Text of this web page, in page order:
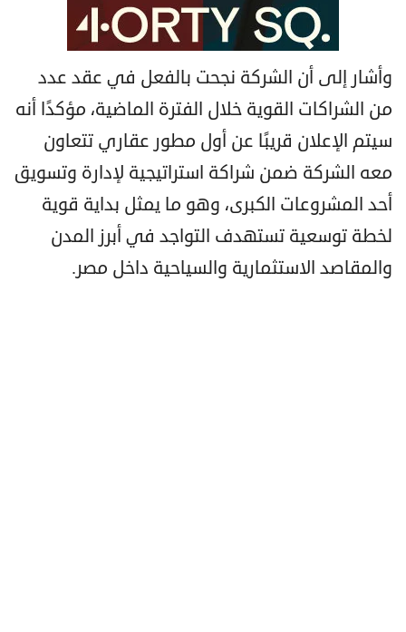
وأشار إلى أن الشركة نجحت بالفعل في عقد عدد
من الشراكات القوية خلال الفترة الماضية، مؤكدًا أنه
سيتم الإعلان قريبًا عن أول مطور عقاري تتعاون
معه الشركة ضمن شراكة استراتيجية لإدارة وتسويق
أحد المشروعات الكبرى، وهو ما يمثل بداية قوية
لخطة توسعية تستهدف التواجد في أبرز المدن
والمقاصد الاستثمارية والسياحية داخل مصر.